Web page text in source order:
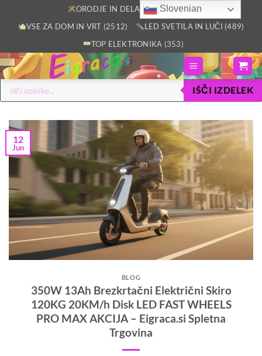
ORODJE IN DELAVNICA (2805)
VSE ZA DOM IN VRT (2512)
LED SVETILA IN LUČI (489)
TOP ELEKTRONIKA (353)
Products
search
IŠČI IZDELEK
12
Jun
BLOG
350W 13Ah Brezkrtačni Električni Skiro
120KG 20KM/h Disk LED FAST WHEELS
PRO MAX AKCIJA – Eigraca.si Spletna
Trgovina
Slovenian